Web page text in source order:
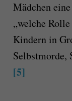
Mädchen
„welche
Kindern in
Selbstmorde,
[5]